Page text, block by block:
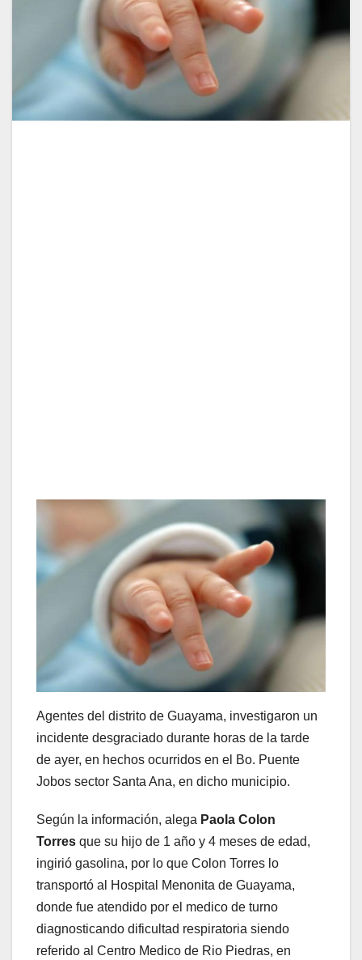
Agentes del distrito de Guayama, investigaron un
incidente desgraciado durante horas de la tarde
de ayer, en hechos ocurridos en el Bo. Puente
Jobos sector Santa Ana, en dicho municipio.
Según la información, alega Paola Colon
Torres que su hijo de 1 año y 4 meses de edad,
ingirió gasolina, por lo que Colon Torres lo
transportó al Hospital Menonita de Guayama,
donde fue atendido por el medico de turno
diagnosticando dificultad respiratoria siendo
referido al Centro Medico de Rio Piedras, en